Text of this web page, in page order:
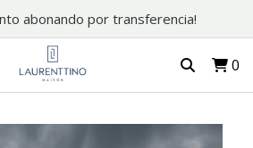
abonando por transferencia!
0